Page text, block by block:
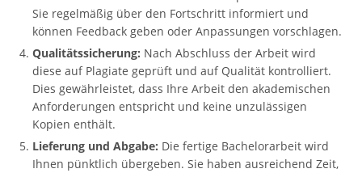
Sie regelmäßig über den Fortschritt informiert und
können Feedback geben oder Anpassungen vorschlagen.
Qualitätssicherung: Nach Abschluss der Arbeit wird
diese auf Plagiate geprüft und auf Qualität kontrolliert.
Dies gewährleistet, dass Ihre Arbeit den akademischen
Anforderungen entspricht und keine unzulässigen
Kopien enthält.
Lieferung und Abgabe: Die fertige Bachelorarbeit wird
Ihnen pünktlich übergeben. Sie haben ausreichend Zeit,